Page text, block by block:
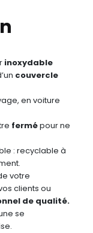
inoxydable
couvercle
en voiture
fermépour ne
: recyclable à
votre
clients ou
de qualité.
se